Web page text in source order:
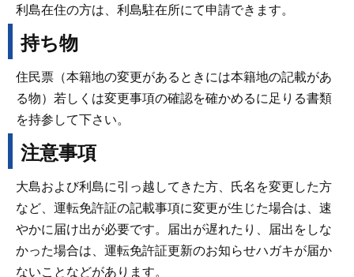
利島在住の方は、利島駐在所にて申請できます。
持ち物
住民票（本籍地の変更があるときには本籍地の記載があ
る物）若しくは変更事項の確認を確かめるに足りる書類
を持参して下さい。
注意事項
大島および利島に引っ越してきた方、氏名を変更した方
など、運転免許証の記載事項に変更が生じた場合は、速
やかに届け出が必要です。届出が遅れたり、届出をしな
かった場合は、運転免許証更新のお知らせハガキが届か
ないことなどがあります。